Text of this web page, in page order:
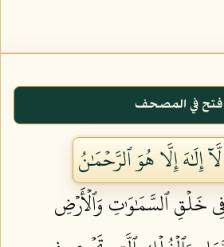
فتح في المصحف
إِلَٰهَ إِلَّا هُوَ ٱلرَّحۡمَٰنُ
خَلۡقِ ٱلسَّمَٰوَٰتِ وَٱلۡأَرۡضِ